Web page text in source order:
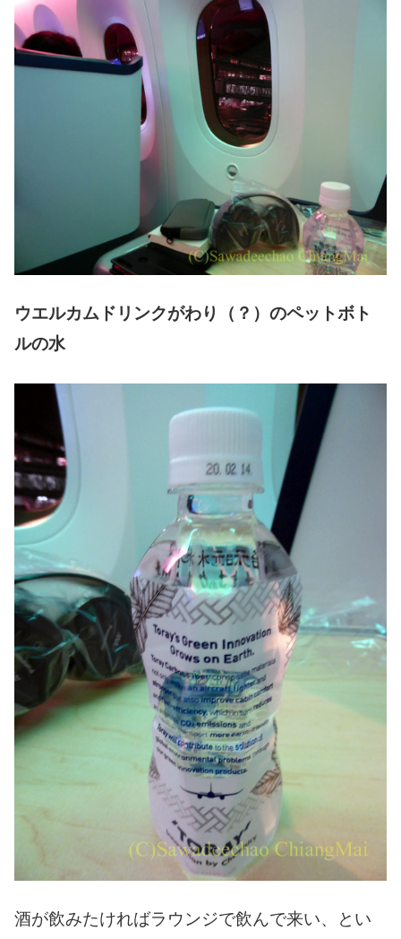
ウエルカムドリンクがわり（？）のペットボト
ルの水
酒が飲みたければラウンジで飲んで来い、とい